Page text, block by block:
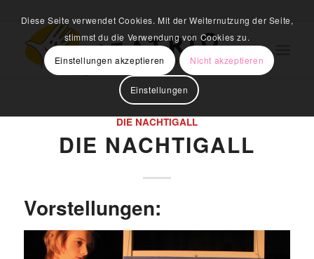
DIE NACHTIGALL
DIE NACHTIGALL
Vorstellungen:
Diese Seite verwendet Cookies. Mit der Weiternutzung der Seite,
stimmst du die Verwendung von Cookies zu.
Einstellungen akzeptieren
Nicht akzeptieren
Einstellungen